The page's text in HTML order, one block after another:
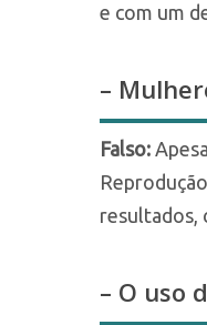
e com um
–
Falso:
resultados,
– O uso